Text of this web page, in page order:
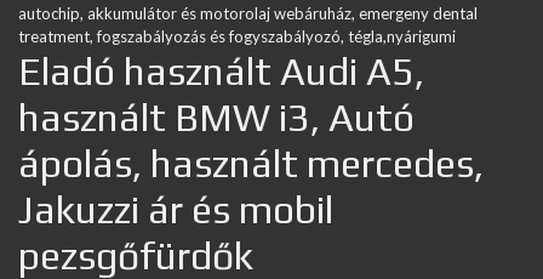
autochip, akkumulátor és motorolaj webáruház, emergeny dental
treatment, fogszabályozás és fogyszabályozó, tégla,nyárigumi
Eladó használt Audi A5,
használt BMW i3, Autó
ápolás, használt mercedes,
Jakuzzi ár és mobil
pezsgőfürdők